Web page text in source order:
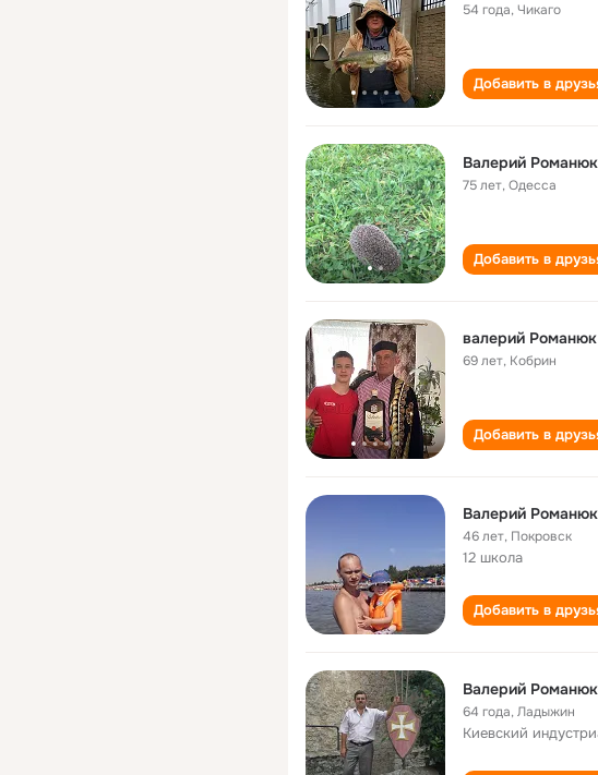
54 года,Чикаго
Добавить в
Валерий Романюк
75 лет,Одесса
Добавить в
валерий Романюк
69 лет, Кобрин
Добавить в
Валерий Романюк
46 лет, Покровск
12 школа
Добавить в
Валерий Романюк
64 года,Ладыжин
Киевский